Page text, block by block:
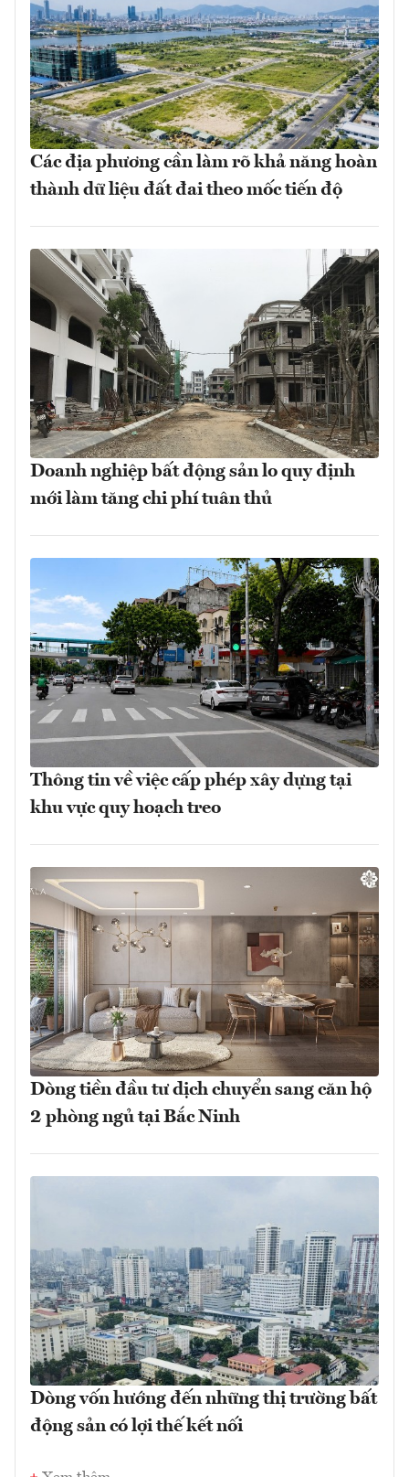
Các địa phương cần làm rõ khả năng hoàn
thành dữ liệu đất đai theo mốc tiến độ
Doanh nghiệp bất động sản lo quy định
mới làm tăng chi phí tuân thủ
Thông tin về việc cấp phép xây dựng tại
khu vực quy hoạch treo
Dòng tiền đầu tư dịch chuyển sang căn hộ
2 phòng ngủ tại Bắc Ninh
Dòng vốn hướng đến những thị trường bất
động sản có lợi thế kết nối